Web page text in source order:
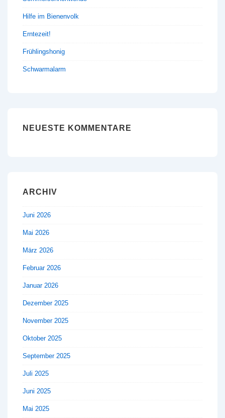
Hilfe im Bienenvolk
Erntezeit!
Frühlingshonig
Schwarmalarm
NEUESTE KOMMENTARE
ARCHIV
Juni 2026
Mai 2026
März 2026
Februar 2026
Januar 2026
Dezember 2025
November 2025
Oktober 2025
September 2025
Juli 2025
Juni 2025
Mai 2025